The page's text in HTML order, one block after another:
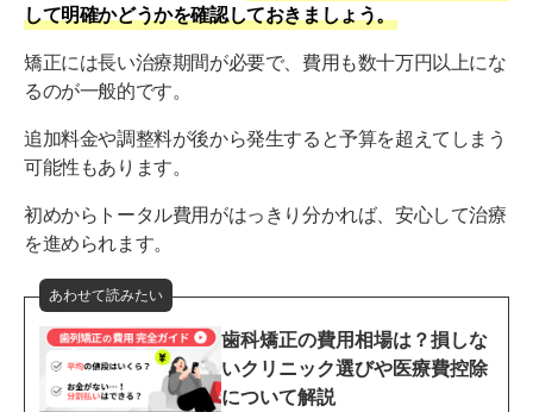
して明確かどうかを確認しておきましょう。
矯正には長い治療期間が必要で、費用も数十万円以上にな
るのが一般的です。
追加料金や調整料が後から発生すると予算を超えてしまう
可能性もあります。
初めからトータル費用がはっきり分かれば、安心して治療
を進められます。
あわせて読みたい
歯科矯正の費用相場は？損しな
いクリニック選びや医療費控除
について解説